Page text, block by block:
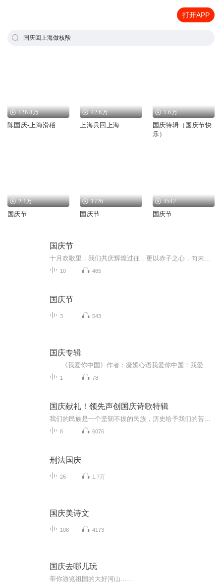
打开APP
国庆回上海做核酸
126.8万
陈国庆-上海滑稽
42.6万
上海兵回上海
1.6万
国庆特辑（国庆节快
乐）
2.1万
国庆节
1726
国庆节
4542
国庆节
国庆节
10 465
国庆节
3 543
国庆专辑
1 78
国庆献礼！领先声创国庆诗歌特辑
8 6076
刑法国庆
26 1.7万
国庆美诗文
108 4173
国庆去哪儿玩
带你游览祖国的大好河山……